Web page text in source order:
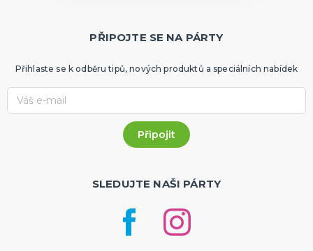
PŘIPOJTE SE NA PÁRTY
Přihlaste se k odběru tipů, nových produktů a speciálních nabídek
SLEDUJTE NAŠI PÁRTY